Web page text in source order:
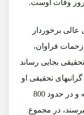
عالی برخوردار
زحمات فراوان،
بجایی رساند
گرانبهای تحقیقی او
که تعداد آنها مزید بر 130 کتاب و رساله و در حدود 800
در مجموع